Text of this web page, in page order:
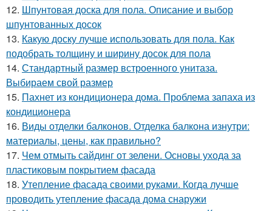
12. Шпунтовая доска для пола. Описание и выбор
шпунтованных досок
13. Какую доску лучше использовать для пола. Как
подобрать толщину и ширину досок для пола
14. Стандартный размер встроенного унитаза.
Выбираем свой размер
15. Пахнет из кондиционера дома. Проблема запаха из
кондиционера
16. Виды отделки балконов. Отделка балкона изнутри:
материалы, цены, как правильно?
17. Чем отмыть сайдинг от зелени. Основы ухода за
пластиковым покрытием фасада
18. Утепление фасада своими руками. Когда лучше
проводить утепление фасада дома снаружи